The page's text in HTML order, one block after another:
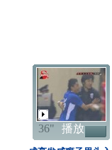
36" 播放